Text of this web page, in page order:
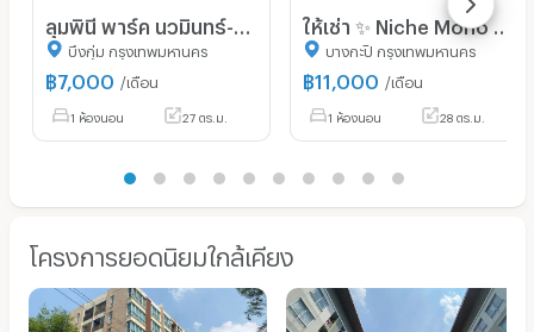
บึงกุ่ม กรุงเทพมหานคร
฿7,000 /เดือน
1 ห้องนอน 27 ตร.ม.
บางกะปิ กรุงเทพมหานคร
฿11,000 /เดือน
1 ห้องนอน 28 ตร.ม.
โครงการยอดนิยมใกล้เคียง